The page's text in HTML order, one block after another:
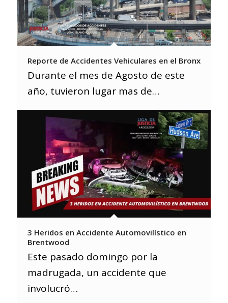
Reporte de Accidentes Vehiculares en el Bronx
Durante el mes de Agosto de este
año, tuvieron lugar mas de…
3 Heridos en Accidente Automovilístico en
Brentwood
Este pasado domingo por la
madrugada, un accidente que
involucró…